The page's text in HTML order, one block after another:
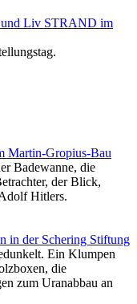
und Liv STRAND im
Martin-Gropius-Bau
Badewanne, die
der Blick,
Hitlers.
in der Schering Stiftung
Ein Klumpen
die
zum Uranabbau an